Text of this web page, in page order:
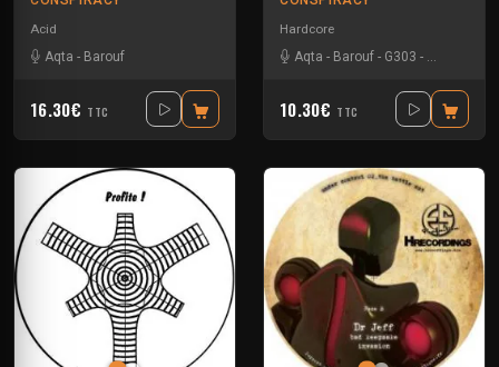
Acid
Aqta - Barouf
16.30€ TTC
Hardcore
Aqta - Barouf - G303 -
10.30€ TTC